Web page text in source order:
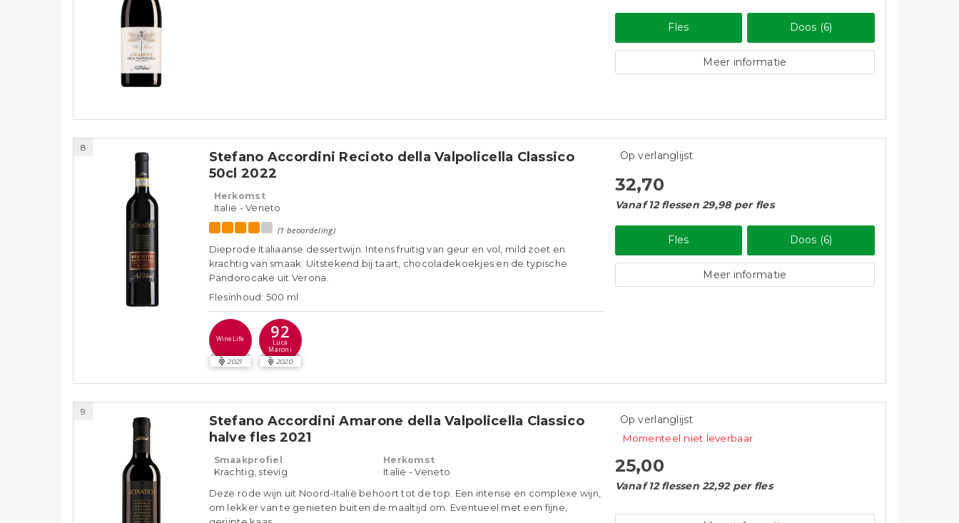
Fles Doos (6)
Meer informatie
8
Stefano Accordini Recioto della Valpolicella Classico
50cl 2022
Herkomst
Italië - Veneto
(1 beoordeling)
Dieprode Italiaanse dessertwijn. Intens fruitig van geur en vol, mild zoet en
krachtig van smaak. Uitstekend bij taart, chocoladekoekjes en de typische
Pandorocake uit Verona.
Flesinhoud: 500 ml
WineLife
2021
92
Luca
Maroni
2020
Op verlanglijst
32,70
Vanaf 12 flessen 29,98 per fles
Fles Doos (6)
Meer informatie
9
Stefano Accordini Amarone della Valpolicella Classico
halve fles 2021
Smaakprofiel
Krachtig, stevig
Herkomst
Italië - Veneto
Deze rode wijn uit Noord-Italië behoort tot de top. Een intense en complexe wijn,
om lekker van te genieten buiten de maaltijd om. Eventueel met een fijne,
Op verlanglijst
Momenteel niet leverbaar
25,00
Vanaf 12 flessen 22,92 per fles